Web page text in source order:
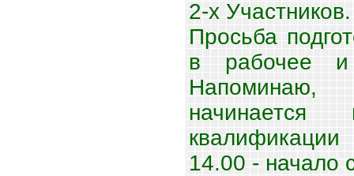
2-х Участников.
Просьба
в рабочее и
Напоминаю,
14.00 - начало